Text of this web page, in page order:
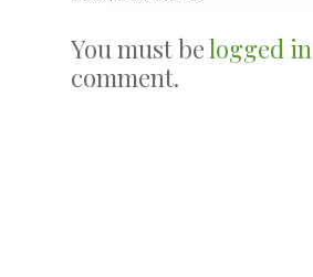
You must belogged in
comment.